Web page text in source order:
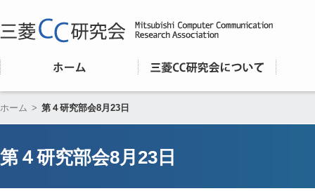
ホーム > 第４研究部会8月23日
第４研究部会8月23日